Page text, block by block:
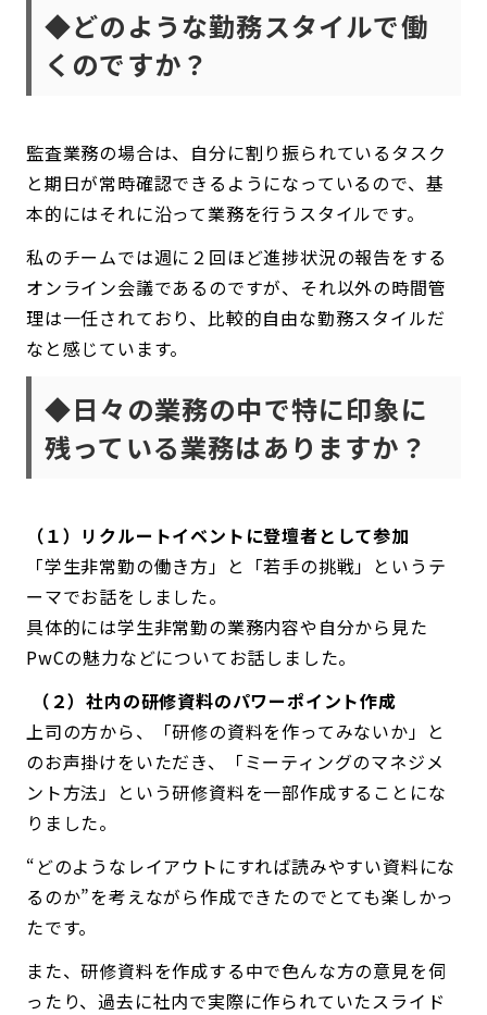
◆どのような勤務スタイルで働
くのですか？
監査業務の場合は、自分に割り振られているタスク
と期日が常時確認できるようになっているので、基
本的にはそれに沿って業務を行うスタイルです。
私のチームでは週に２回ほど進捗状況の報告をする
オンライン会議であるのですが、それ以外の時間管
理は一任されており、比較的自由な勤務スタイルだ
なと感じています。
◆日々の業務の中で特に印象に
残っている業務はありますか？
（１）リクルートイベントに登壇者として参加
「学生非常勤の働き方」と「若手の挑戦」というテ
ーマでお話をしました。
具体的には学生非常勤の業務内容や自分から見た
PwCの魅力などについてお話しました。
（２）社内の研修資料のパワーポイント作成
上司の方から、「研修の資料を作ってみないか」と
のお声掛けをいただき、「ミーティングのマネジメ
ント方法」という研修資料を一部作成することにな
りました。
“どのようなレイアウトにすれば読みやすい資料にな
るのか”を考えながら作成できたのでとても楽しかっ
たです。
また、研修資料を作成する中で色んな方の意見を伺
ったり、過去に社内で実際に作られていたスライド